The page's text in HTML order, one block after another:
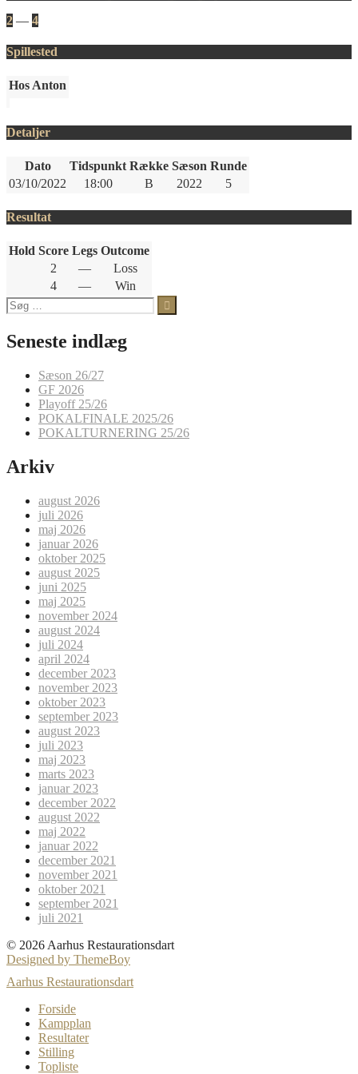
2 — 4
Spillested
Hos Anton
Detaljer
Dato Tidspunkt Række Sæson Runde
03/10/2022
18:00 B 2022 5
Resultat
Hold Score Legs Outcome
2
—
Loss
4
—
Win
Søg
efter:
Seneste indlæg
Sæson 26/27
GF 2026
Playoff 25/26
POKALFINALE 2025/26
POKALTURNERING 25/26
Arkiv
august 2026
juli 2026
maj 2026
januar 2026
oktober 2025
august 2025
juni 2025
maj 2025
november 2024
august 2024
juli 2024
april 2024
december 2023
november 2023
oktober 2023
september 2023
august 2023
juli 2023
maj 2023
marts 2023
januar 2023
december 2022
august 2022
maj 2022
januar 2022
december 2021
november 2021
oktober 2021
september 2021
juli 2021
© 2026 Aarhus Restaurationsdart
Designed by ThemeBoy
Aarhus Restaurationsdart
Forside
Kampplan
Resultater
Stilling
Topliste